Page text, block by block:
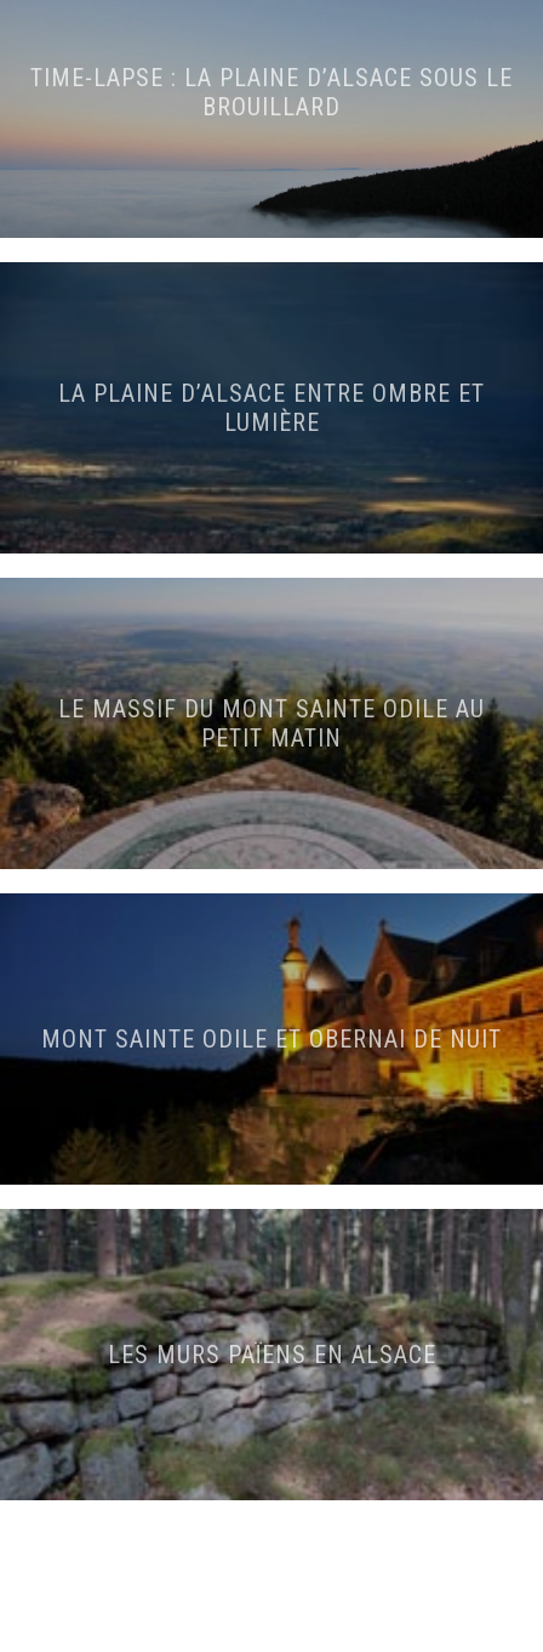
TIME-LAPSE : LA PLAINE D’ALSACE SOUS LE
BROUILLARD
LA PLAINE D’ALSACE ENTRE OMBRE ET
LUMIÈRE
LE MASSIF DU MONT SAINTE ODILE AU
PETIT MATIN
MONT SAINTE ODILE ET OBERNAI DE NUIT
LES MURS PAÏENS EN ALSACE